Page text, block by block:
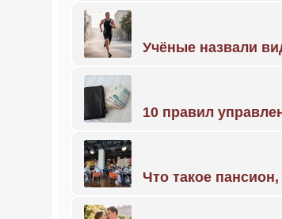
Учёные назвали
10 правил
Что такое